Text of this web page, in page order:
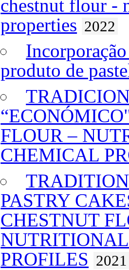
chestnut flour -
properties 2022
produto de
FLOUR –
CHEMICAL
PASTRY
CHESTNUT
PROFILES 2021